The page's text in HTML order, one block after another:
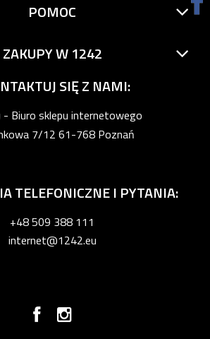
POMOC
ZAKUPY W 1242
SIĘ Z NAMI:
- Biuro sklepu internetowego
7/12 61-768 Poznań
TELEFONICZNE I PYTANIA:
+48 509 388 111
internet@1242.eu